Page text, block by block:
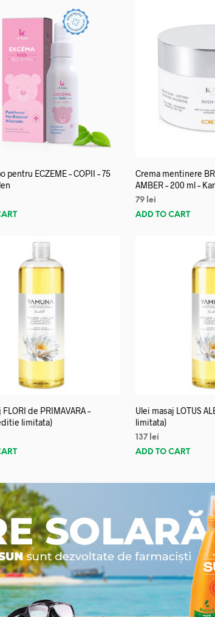
pentru ECZEME – COPII – 75
Crema mentinere
AMBER – 200 ml –
79 lei
ADD TO CART
de PRIMAVARA –
limitata)
Ulei masaj LOTUS
limitata)
137 lei
ADD TO CART